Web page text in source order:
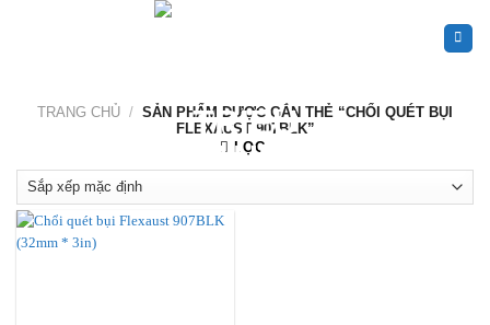
TRANG CHỦ / SẢN PHẨM ĐƯỢC GẮN THẺ “CHỔI QUÉT BỤI
FLEXAUST 907BLK”
LỌC